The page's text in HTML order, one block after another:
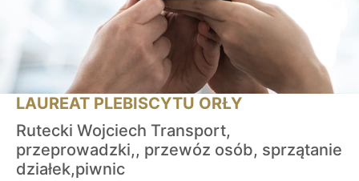
LAUREAT PLEBISCYTU ORŁY
Rutecki Wojciech Transport,
przeprowadzki,, przewóz osób, sprzątanie
działek,piwnic